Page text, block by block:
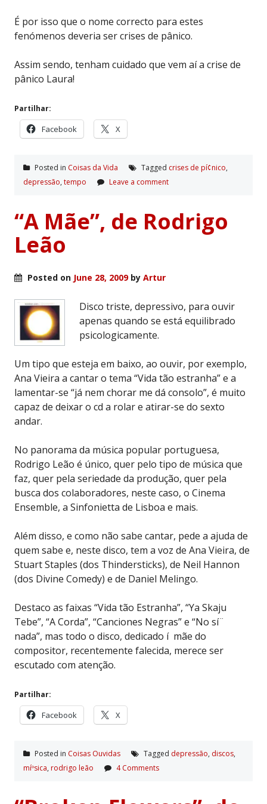
É por isso que o nome correcto para estes
fenómenos deveria ser crises de pânico.
Assim sendo, tenham cuidado que vem aí a crise de
pânico Laura!
Partilhar:
Facebook X
Posted in Coisas da Vida Tagged crises de pí¢nico,
depressão, tempo Leave a comment
“A Mãe”, de Rodrigo
Leão
Posted on June 28, 2009by Artur
Disco triste, depressivo, para ouvir
apenas quando se está equilibrado
psicologicamente.
Um tipo que esteja em baixo, ao ouvir, por exemplo,
Ana Vieira a cantar o tema “Vida tão estranha” e a
lamentar-se “já nem chorar me dá consolo”, é muito
capaz de deixar o cd a rolar e atirar-se do sexto
andar.
No panorama da música popular portuguesa,
Rodrigo Leão é único, quer pelo tipo de música que
faz, quer pela seriedade da produção, quer pela
busca dos colaboradores, neste caso, o Cinema
Ensemble, a Sinfonietta de Lisboa e mais.
Além disso, e como não sabe cantar, pede a ajuda de
quem sabe e, neste disco, tem a voz de Ana Vieira, de
Stuart Staples (dos Thindersticks), de Neil Hannon
(dos Divine Comedy) e de Daniel Melingo.
Destaco as faixas “Vida tão Estranha”, “Ya Skaju
Tebe”, “A Corda”, “Canciones Negras” e “No sí¨
nada”, mas todo o disco, dedicado í mãe do
compositor, recentemente falecida, merece ser
escutado com atenção.
Partilhar:
Facebook X
Posted in Coisas Ouvidas Tagged depressão, discos,
míºsica, rodrigo leão 4 Comments